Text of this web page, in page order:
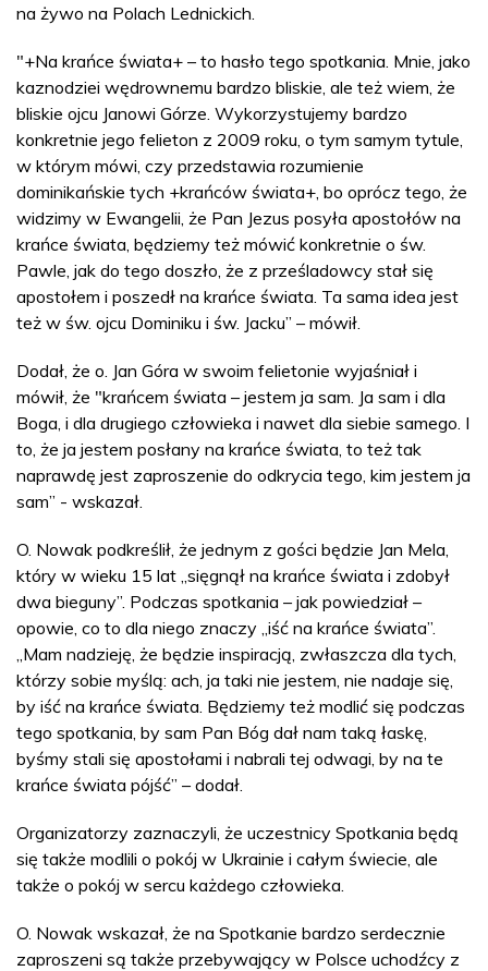
na żywo na Polach Lednickich.
"+Na krańce świata+ – to hasło tego spotkania. Mnie, jako
kaznodziei wędrownemu bardzo bliskie, ale też wiem, że
bliskie ojcu Janowi Górze. Wykorzystujemy bardzo
konkretnie jego felieton z 2009 roku, o tym samym tytule,
w którym mówi, czy przedstawia rozumienie
dominikańskie tych +krańców świata+, bo oprócz tego, że
widzimy w Ewangelii, że Pan Jezus posyła apostołów na
krańce świata, będziemy też mówić konkretnie o św.
Pawle, jak do tego doszło, że z prześladowcy stał się
apostołem i poszedł na krańce świata. Ta sama idea jest
też w św. ojcu Dominiku i św. Jacku” – mówił.
Dodał, że o. Jan Góra w swoim felietonie wyjaśniał i
mówił, że "krańcem świata – jestem ja sam. Ja sam i dla
Boga, i dla drugiego człowieka i nawet dla siebie samego. I
to, że ja jestem posłany na krańce świata, to też tak
naprawdę jest zaproszenie do odkrycia tego, kim jestem ja
sam” - wskazał.
O. Nowak podkreślił, że jednym z gości będzie Jan Mela,
który w wieku 15 lat „sięgnął na krańce świata i zdobył
dwa bieguny”. Podczas spotkania – jak powiedział –
opowie, co to dla niego znaczy „iść na krańce świata”.
„Mam nadzieję, że będzie inspiracją, zwłaszcza dla tych,
którzy sobie myślą: ach, ja taki nie jestem, nie nadaje się,
by iść na krańce świata. Będziemy też modlić się podczas
tego spotkania, by sam Pan Bóg dał nam taką łaskę,
byśmy stali się apostołami i nabrali tej odwagi, by na te
krańce świata pójść” – dodał.
Organizatorzy zaznaczyli, że uczestnicy Spotkania będą
się także modlili o pokój w Ukrainie i całym świecie, ale
także o pokój w sercu każdego człowieka.
O. Nowak wskazał, że na Spotkanie bardzo serdecznie
zaproszeni są także przebywający w Polsce uchodźcy z